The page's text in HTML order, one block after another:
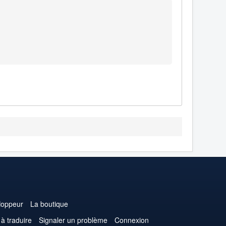
La boutique
traduire Signaler un problème Connexion